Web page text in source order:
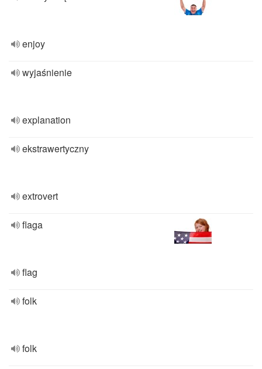
enjoy
wyjaśnienie
explanation
ekstrawertyczny
extrovert
flaga
flag
folk
folk